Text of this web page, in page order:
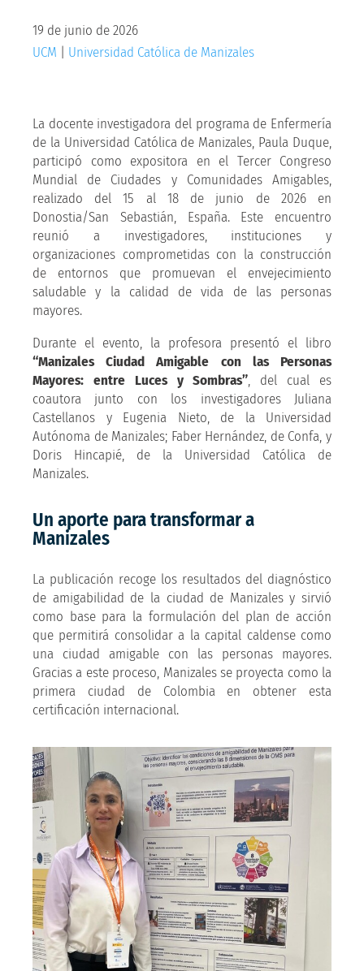
19 de junio de 2026
UCM
Universidad Católica de Manizales
La docente investigadora del programa de Enfermería
de la Universidad Católica de Manizales, Paula Duque,
participó como expositora en el Tercer Congreso
Mundial de Ciudades y Comunidades Amigables,
realizado del 15 al 18 de junio de 2026 en
Donostia/San Sebastián, España. Este encuentro
reunió a investigadores, instituciones y
organizaciones comprometidas con la construcción
de entornos que promuevan el envejecimiento
saludable y la calidad de vida de las personas
mayores.
Durante el evento, la profesora presentó el libro
“Manizales Ciudad Amigable con las Personas
Mayores: entre Luces y Sombras”, del cual es
coautora junto con los investigadores Juliana
Castellanos y Eugenia Nieto, de la Universidad
Autónoma de Manizales; Faber Hernández, de Confa, y
Doris Hincapié, de la Universidad Católica de
Manizales.
Un aporte para transformar a
Manizales
La publicación recoge los resultados del diagnóstico
de amigabilidad de la ciudad de Manizales y sirvió
como base para la formulación del plan de acción
que permitirá consolidar a la capital caldense como
una ciudad amigable con las personas mayores.
Gracias a este proceso, Manizales se proyecta como la
primera ciudad de Colombia en obtener esta
certificación internacional.